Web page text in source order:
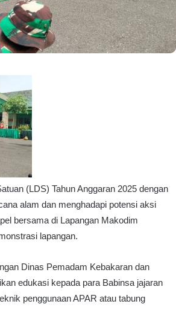
(LDS) Tahun Anggaran 2025 dengan
alam dan menghadapi potensi aksi
bersama di Lapangan Makodim
lapangan.
Dinas Pemadam Kebakaran dan
edukasi kepada para Babinsa jajaran
penggunaan APAR atau tabung